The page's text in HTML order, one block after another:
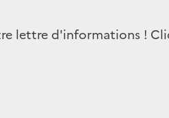
lettre d'informations !